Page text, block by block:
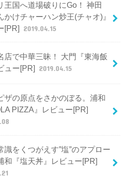
王国へ道場破りにGo！ 神田
かけチャーハン炒王(チャオ)』
[PR] 2019.04.15
店で中華三昧！ 大門『東海飯
ュー[PR] 2019.04.15
ザの原点をさかのぼる。浦和
PIZZA』レビュー[PR]
識をくつがえす”塩”のアプロー
『塩天丼』レビュー[PR]